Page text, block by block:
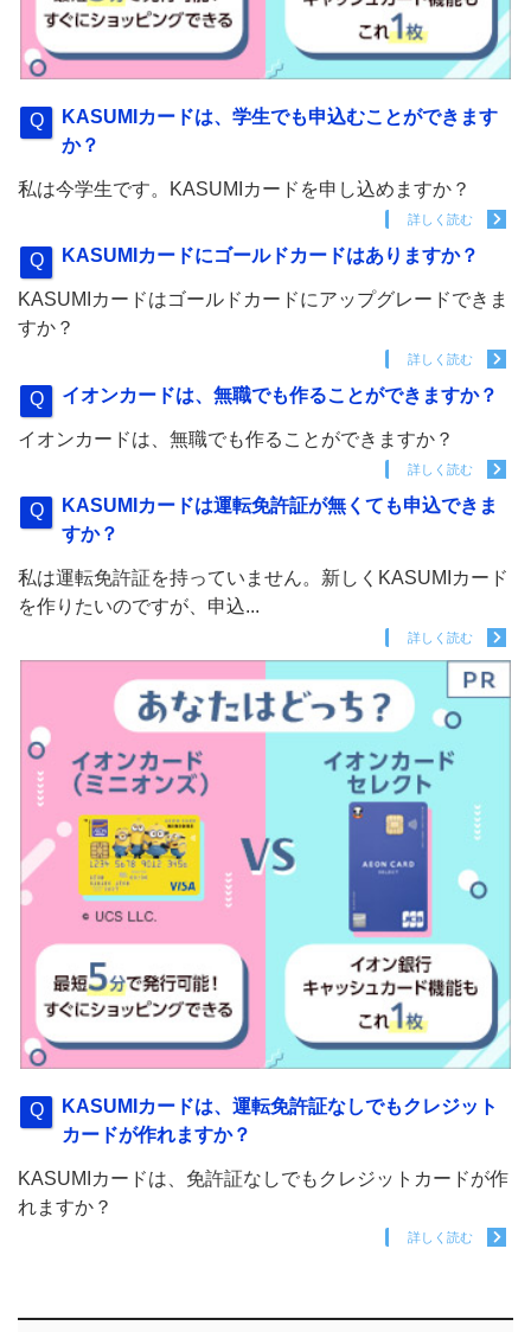
KASUMIカードは、学生でも申込むことができます
か？
私は今学生です。KASUMIカードを申し込めますか？
詳しく読む
KASUMIカードにゴールドカードはありますか？
KASUMIカードはゴールドカードにアップグレードできま
すか？
詳しく読む
イオンカードは、無職でも作ることができますか？
イオンカードは、無職でも作ることができますか？
詳しく読む
KASUMIカードは運転免許証が無くても申込できま
すか？
私は運転免許証を持っていません。新しくKASUMIカード
を作りたいのですが、申込...
詳しく読む
KASUMIカードは、運転免許証なしでもクレジット
カードが作れますか？
KASUMIカードは、免許証なしでもクレジットカードが作
れますか？
詳しく読む